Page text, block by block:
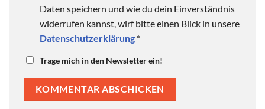
Daten speichern und wie du dein Einverständnis
widerrufen kannst, wirf bitte einen Blick in unsere
Datenschutzerklärung *
Trage mich in den Newsletter ein!